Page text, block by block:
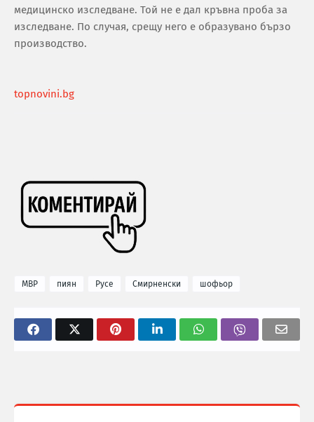
медицинско изследване. Той не е дал кръвна проба за
изследване. По случая, срещу него е образувано бързо
производство.
topnovini.bg
МВР пиян Русе Смирненски шофьор